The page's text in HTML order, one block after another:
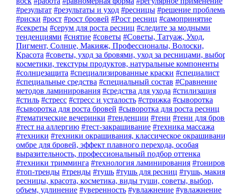
#результат #результаты и уход #ресницы #решение
#риски #рост #рост бровей #Рост ресниц #самопринятие
#секреты #серум для роста ресниц #следите за модными
тенденциями #снятие #советы #Советы, Татуаж, Уход,
Пигмент, Солнце, Макияж, Профессионалы, Волоски,
Красота #советы, уход за бровями, уход за ресницами,
косметики, текстуры продуктов, натуральные компоненты
#солнцезащита #специализированные краски #специалист
#специальные средства #специальный состав #Сравнение
методов ламинирования #средства для ухода #стилизация
#стиль #стресс #стресс и усталость #стрижка #сыворотка
#сыворотка для роста бровей #сыворотка для роста ресниц
#тематические вечеринки #тенденции #тени #тени для
#тест на аллергию #тест-закрашивание #техника массажа
#техники #техники окрашивания, классическое
омбре для бровей, эффект плавного перехода, особая
выразительность, профессиональный подбор оттенка
#техники тримминга #технология ламинирования
#топ-тренды #тренды #тушь #тушь для ресниц #тушь,
ресницы, красота, косметика, виды туши, советы, выбор,
объем, удлинение #уверенность #увлажнение #увлажнение